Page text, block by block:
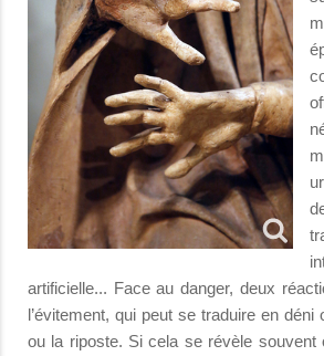
artificielle... Face au danger, deux
l’évitement, qui peut se traduire en déni
ou la riposte. Si cela se révèle souvent